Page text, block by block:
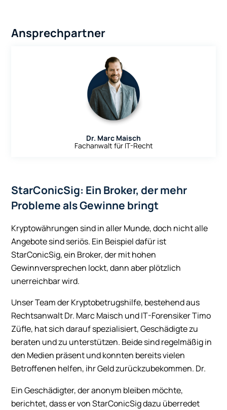
StarConicSig: Ein Broker, der mehr
Probleme als Gewinne bringt
Kryptowährungen sind in aller Munde, doch nicht alle
Angebote sind seriös. Ein Beispiel dafür ist
StarConicSig, ein Broker, der mit hohen
Gewinnversprechen lockt, dann aber plötzlich
unerreichbar wird.
Unser Team der Kryptobetrugshilfe, bestehend aus
Rechtsanwalt Dr. Marc Maisch und IT-Forensiker Timo
Züfle, hat sich darauf spezialisiert, Geschädigte zu
beraten und zu unterstützen. Beide sind regelmäßig in
den Medien präsent und konnten bereits vielen
Betroffenen helfen, ihr Geld zurückzubekommen. Dr.
Ein Geschädigter, der anonym bleiben möchte,
berichtet, dass er von StarConicSig dazu überredet
Ansprechpartner
Dr. Marc Maisch
Fachanwalt für IT-Recht